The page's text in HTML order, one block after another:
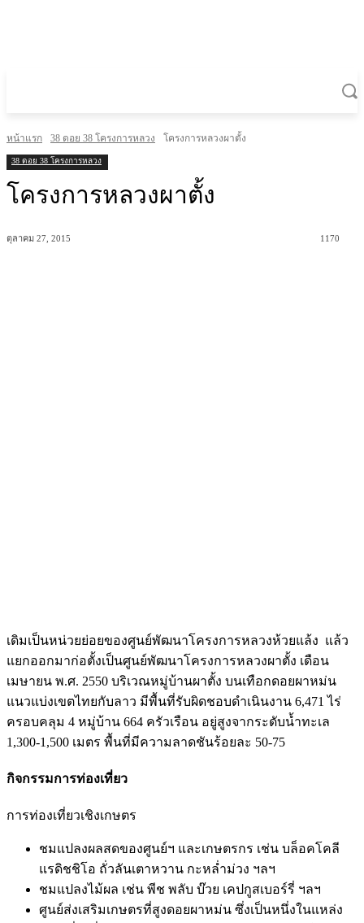
หน้าแรก 38 ดอย 38 โครงการหลวง โครงการหลวงผาตั้ง
38 ดอย 38 โครงการหลวง
โครงการหลวงผาตั้ง
ตุลาคม 27, 2015 1170
เดิมเป็นหน่วยย่อยของศูนย์พัฒนาโครงการหลวงห้วยแล้ง แล้ว
แยกออกมาก่อตั้งเป็นศูนย์พัฒนาโครงการหลวงผาตั้ง เดือน
เมษายน พ.ศ. 2550 บริเวณหมู่บ้านผาตั้ง บนเทือกดอยผาหม่น
แนวแบ่งเขตไทยกับลาว มีพื้นที่รับผิดชอบดำเนินงาน 6,471 ไร่
ครอบคลุม 4 หมู่บ้าน 664 ครัวเรือน อยู่สูงจากระดับน้ำทะเล
1,300-1,500 เมตร พื้นที่มีความลาดชันร้อยละ 50-75
กิจกรรมการท่องเที่ยว
การท่องเที่ยวเชิงเกษตร
ชมแปลงผลสดของศูนย์ฯ และเกษตรกร เช่น บล็อคโคลี
แรดิชชิโอ ถั่วลันเตาหวาน กะหล่ำม่วง ฯลฯ
ชมแปลงไม้ผล เช่น พีช พลับ บ๊วย เคปกูสเบอร์รี่ ฯลฯ
ศูนย์ส่งเสริมเกษตรที่สูงดอยผาหม่น ซึ่งเป็นหนึ่งในแหล่ง